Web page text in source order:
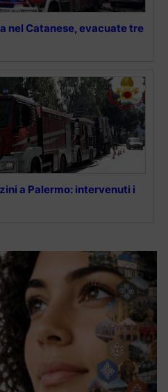
nel Catanese, evacuate tre
a Palermo: intervenuti i